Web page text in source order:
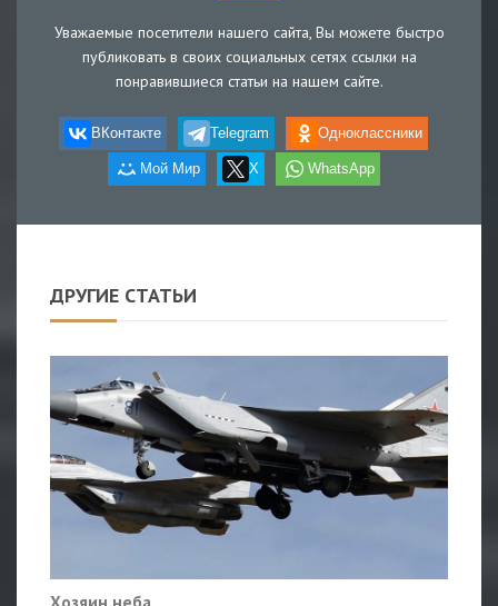
Уважаемые посетители нашего сайта, Вы можете быстро
публиковать в своих социальных сетях ссылки на
понравившиеся статьи на нашем сайте.
ВКонтакте Telegram Одноклассники
Мой Мир X WhatsApp
ДРУГИЕ СТАТЬИ